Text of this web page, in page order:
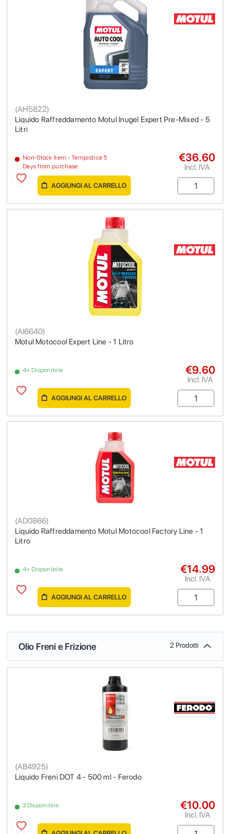
Liquido Raffreddamento Motul Inugel Expert Pre-Mixed - 5
Litri
(AH5822)
Non-Stock Item - Tempistica 5
Days from purchase
€36.60
Incl. IVA
AGGIUNGI AL CARRELLO
Motul Motocool Expert Line - 1 Litro
(AI6640)
4+ Disponibile €9.60
Incl. IVA
AGGIUNGI AL CARRELLO
Liquido Raffreddamento Motul Motocool Factory Line - 1
Litro
(AD0866)
4+ Disponibile €14.99
Incl. IVA
AGGIUNGI AL CARRELLO
Olio Freni e Frizione 2 Prodotti
Liquido Freni DOT 4 - 500 ml - Ferodo
(AB4925)
3 Disponibile €10.00
Incl. IVA